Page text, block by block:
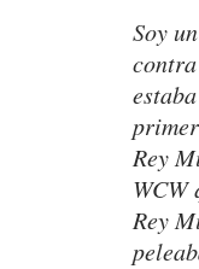
Soy
Rey
WCW
Rey